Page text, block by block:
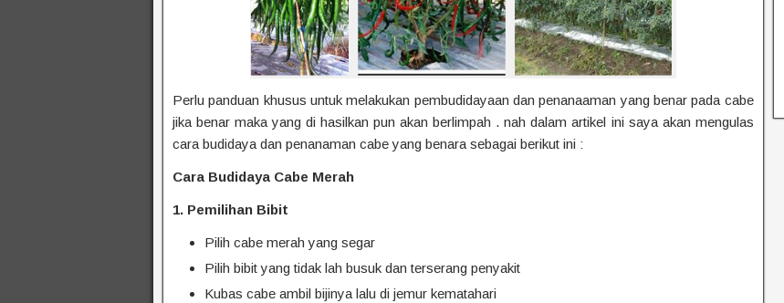
Perlu panduan khusus untuk melakukan pembudidayaan dan penanaaman yang benar pada cabe
jika benar maka yang di hasilkan pun akan berlimpah . nah dalam artikel ini saya akan mengulas
cara budidaya dan penanaman cabe yang benara sebagai berikut ini :
Cara Budidaya Cabe Merah
1. Pemilihan Bibit
Pilih cabe merah yang segar
Pilih bibit yang tidak lah busuk dan terserang penyakit
Kubas cabe ambil bijinya lalu di jemur kematahari